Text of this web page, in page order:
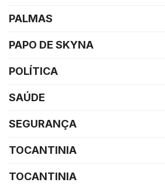
PALMAS
PAPO DE SKYNA
POLÍTICA
SAÚDE
SEGURANÇA
TOCANTINIA
TOCANTINIA